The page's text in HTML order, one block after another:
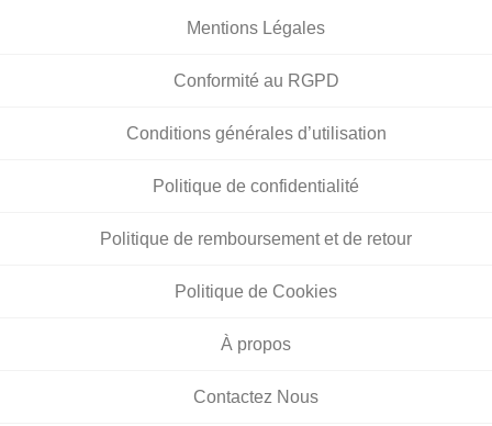
Mentions Légales
Conformité au RGPD
Conditions générales d’utilisation
Politique de confidentialité
Politique de remboursement et de retour
Politique de Cookies
À propos
Contactez Nous